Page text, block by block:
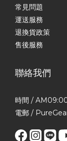
常見問題
運送服務
退換貨政策
售後服務
聯絡我們
時間 /
電郵 /